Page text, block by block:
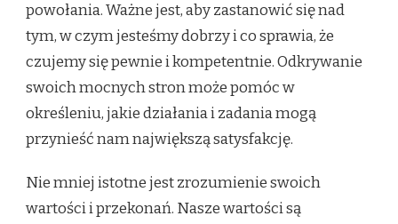
powołania. Ważne jest, aby zastanowić się nad
tym, w czym jesteśmy dobrzy i co sprawia, że
czujemy się pewnie i kompetentnie. Odkrywanie
swoich mocnych stron może pomóc w
określeniu, jakie działania i zadania mogą
przynieść nam największą satysfakcję.
Nie mniej istotne jest zrozumienie swoich
wartości i przekonań. Nasze wartości są